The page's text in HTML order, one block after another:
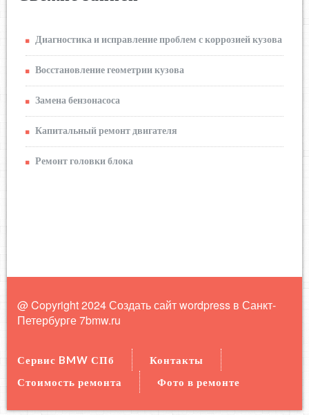
Диагностика и исправление проблем с коррозией кузова
Восстановление геометрии кузова
Замена бензонасоса
Капитальный ремонт двигателя
Ремонт головки блока
@ Copyright 2024 Создать сайт wordpress в Санкт-
Петербурге7bmw.ru
Сервис BMW СПб
Контакты
Стоимость ремонта
Фото в ремонте